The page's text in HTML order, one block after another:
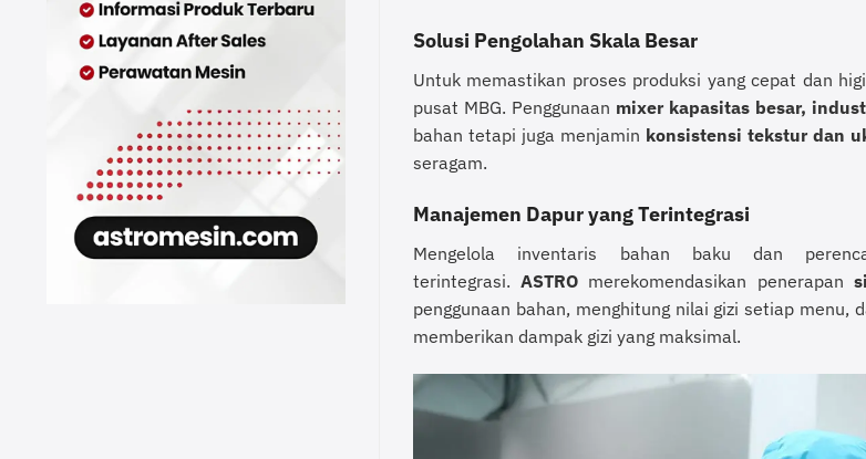
Solusi Pengolahan Skala Besar
Untuk memastikan proses produksi yang cepat dan
pusat MBG. Penggunaan mixer kapasitas besar,
bahan tetapi juga menjamin konsistensi tekstur dan
seragam.
Manajemen Dapur yang Terintegrasi
Mengelola inventaris bahan baku dan
terintegrasi.ASTRO merekomendasikan penerapan
penggunaan bahan, menghitung nilai gizi setiap menu,
memberikan dampak gizi yang maksimal.